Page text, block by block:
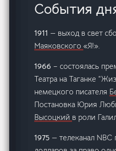
События
1911 — выход в свет
Маяковского«Я!».
1966 – состоялась
Театра на Таганке
немецкого писателя
Постановка Юрия
Высоцкий в роли
1975 — телеканал